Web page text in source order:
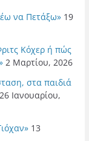
να Πετάξω» 19
Κόχερ ή πώς
2 Μαρτίου, 2026
στα παιδιά
26 Ιανουαρίου,
13